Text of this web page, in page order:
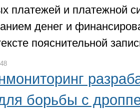
платежей и платежной
денег и
пояснительной
борьбы с